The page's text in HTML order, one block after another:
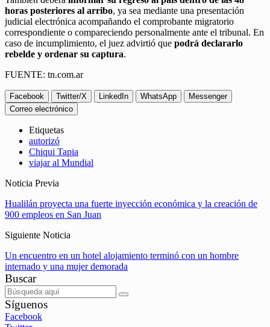
horas posteriores al arribo, ya sea mediante una presentación
judicial electrónica acompañando el comprobante migratorio
correspondiente o compareciendo personalmente ante el tribunal. En
caso de incumplimiento, el juez advirtió que podrá declararlo
rebelde y ordenar su captura.
FUENTE: tn.com.ar
Facebook Twitter/X LinkedIn WhatsApp
Messenger
Correo electrónico
Etiquetas
autorizó
Chiqui Tapia
viajar al Mundial
Noticia Previa
Hualilán proyecta una fuerte inyección económica y la creación de
900 empleos en San Juan
Siguiente Noticia
Un encuentro en un hotel alojamiento terminó con un hombre
internado y una mujer demorada
Buscar
Síguenos
Facebook